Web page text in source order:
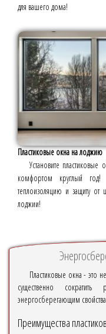
для вашего дома!
Пластиковые окна на лоджию
Установите
комфортом круглый
теплоизоляцию и защиту
лоджии!
Пластиковые окна - это
существенно
энергосберегающим
Преимущества